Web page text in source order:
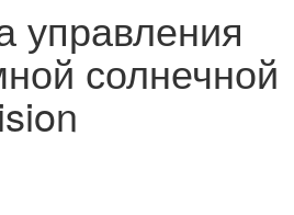
управления
солнечной